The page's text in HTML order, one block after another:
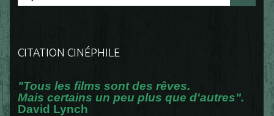
CITATION CINÉPHILE
"Tous les films sont des rêves.
Mais certains un peu plus que d'autres".
David Lynch